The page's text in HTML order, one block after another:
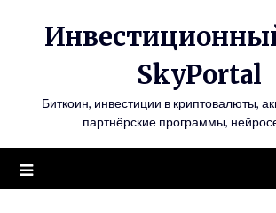
SkyPortal
Биткоин, инвестиции в криптовалюты,
партнёрские программы,